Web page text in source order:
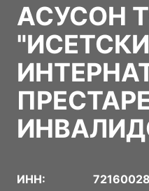
АСУСОН
ИНН: